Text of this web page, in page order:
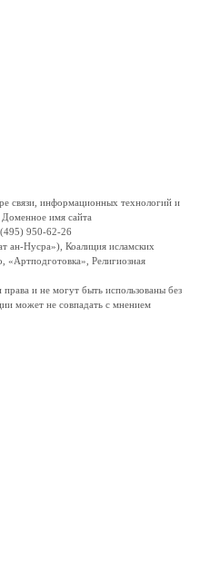
связи, информационных технологий и
имя сайта
(495) 950-62-26
ан-Нусра»), Коалиция исламских
Религиозная
и не могут быть использованы без
может не совпадать с мнением